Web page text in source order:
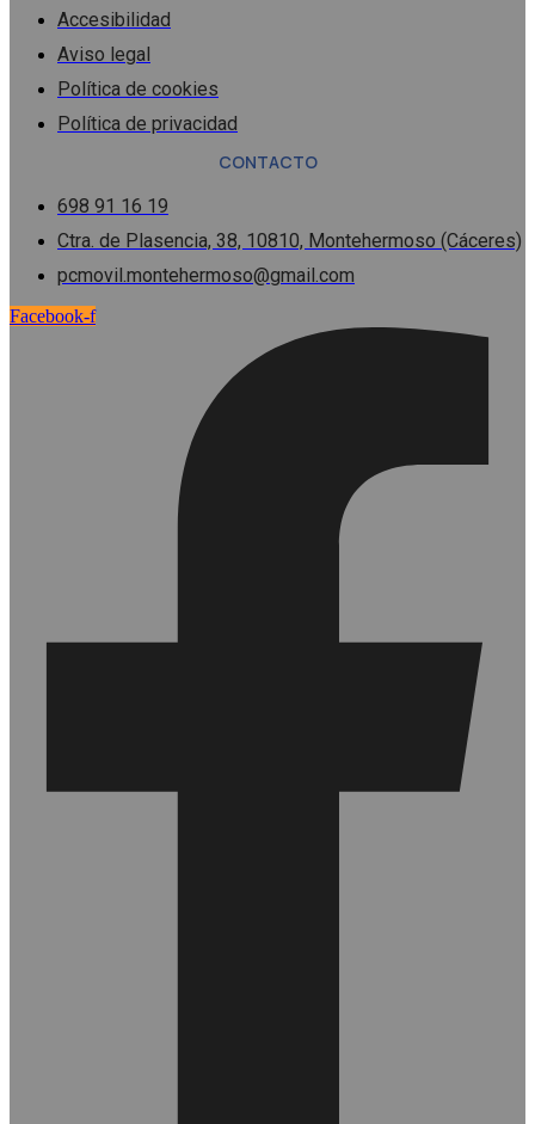
Accesibilidad
Aviso legal
Política de cookies
Política de privacidad
CONTACTO
698 91 16 19
Ctra. de Plasencia, 38, 10810, Montehermoso (Cáceres)
pcmovil.montehermoso@gmail.com
Facebook-f